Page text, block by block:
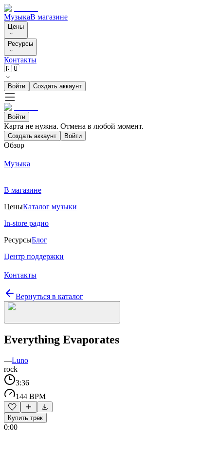
МузыкаВ магазине
Цены
Ресурсы
Контакты
🇷🇺
Войти Создать аккаунт
Войти
Карта не нужна. Отмена в любой момент.
Создать аккаунт Войти
Обзор
Музыка
В магазине
ЦеныКаталог музыки
In-store радио
РесурсыБлог
Центр поддержки
Контакты
Вернуться в каталог
Everything Evaporates
—Luno
rock
3:36
144 BPM
Купить трек
0:00